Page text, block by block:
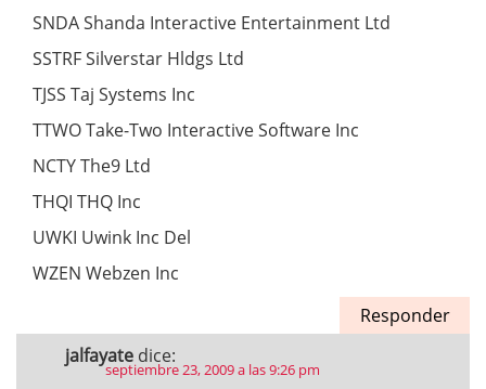
SNDA Shanda Interactive Entertainment Ltd
SSTRF Silverstar Hldgs Ltd
TJSS Taj Systems Inc
TTWO Take-Two Interactive Software Inc
NCTY The9 Ltd
THQI THQ Inc
UWKI Uwink Inc Del
WZEN Webzen Inc
Responder
jalfayate dice:
septiembre 23, 2009 a las 9:26 pm